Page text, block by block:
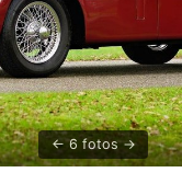
6 fotos